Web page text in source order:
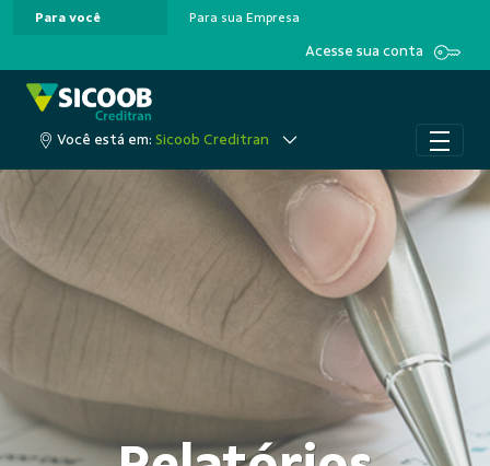
Pular para o Conteúdo principal
Para você Para sua Empresa
Acesse sua conta
Você está em: Sicoob Creditran